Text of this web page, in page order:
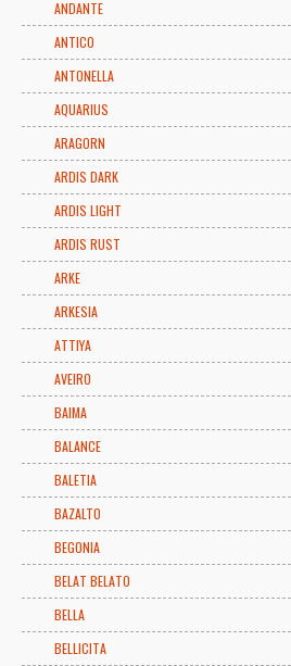
ANDANTE
ANTICO
ANTONELLA
AQUARIUS
ARAGORN
ARDIS DARK
ARDIS LIGHT
ARDIS RUST
ARKE
ARKESIA
ATTIYA
AVEIRO
BAIMA
BALANCE
BALETIA
BAZALTO
BEGONIA
BELAT BELATO
BELLA
BELLICITA